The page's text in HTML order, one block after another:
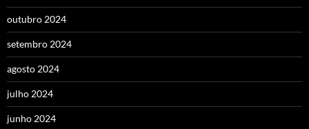
outubro 2024
setembro 2024
agosto 2024
julho 2024
junho 2024